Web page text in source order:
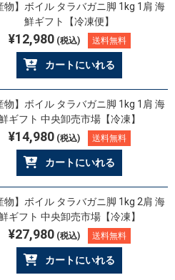
物】ボイル タラバガニ脚 1kg 1肩 海
鮮ギフト【冷凍便】
¥12,980(税込) 送料無料
カートにいれる
物】ボイル タラバガニ脚 1kg 1肩 海
ギフト 中央卸売市場【冷凍】
¥14,980(税込) 送料無料
カートにいれる
物】ボイル タラバガニ脚 1kg 2肩 海
ギフト 中央卸売市場【冷凍】
¥27,980(税込) 送料無料
カートにいれる